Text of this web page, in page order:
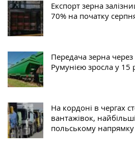
Експорт зерна
70% на початку
Передача зерна через
Румунією зросла у 15
На кордоні в чергах
вантажівок,
польському напрямку